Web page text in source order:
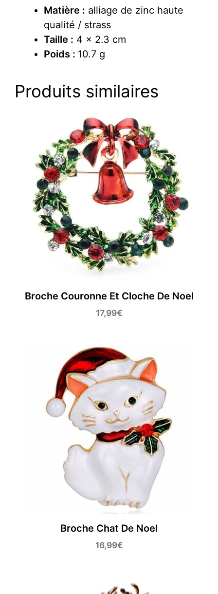
Matière : alliage de zinc haute
qualité / strass
Taille : 4 x 2.3 cm
Poids : 10.7 g
Produits similaires
Broche Couronne Et Cloche De Noel
17,99€
Broche Chat De Noel
16,99€